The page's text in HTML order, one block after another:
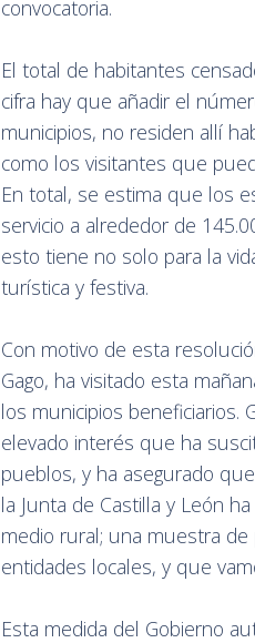
convocatoria.
El total de habitantes
cifra hay que añadir el
municipios, no residen allí
como los visitantes que
En total, se estima que los
servicio a alrededor de
esto tiene no solo para la
turística y festiva.
Con motivo de esta
Gago, ha visitado esta
los municipios beneficiarios.
elevado interés que ha
pueblos, y ha asegurado
la Junta de Castilla y León
medio rural; una muestra
entidades locales, y que
Esta medida del Gobierno